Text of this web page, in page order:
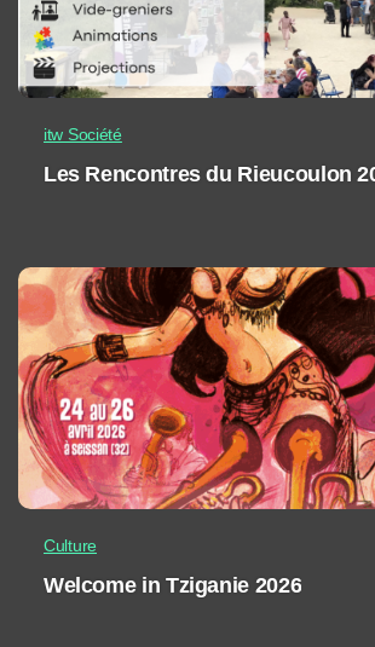
itw Société
Les Rencontres du Rieucoulon
Culture
Welcome in Tziganie 2026